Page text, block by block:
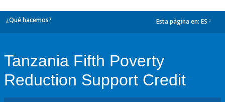
¿Qué hacemos? Esta página en: ES
Tanzania Fifth Poverty
Reduction Support Credit